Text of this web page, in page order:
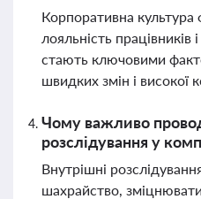
Корпоративна культура
лояльність працівників
стають ключовими
швидких змін і високої
Чому важливо
розслідування у
Внутрішні
шахрайство,